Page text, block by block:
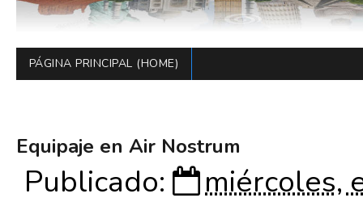
PÁGINA PRINCIPAL (HOME)
Equipaje en Air Nostrum
Publicado: miércoles,